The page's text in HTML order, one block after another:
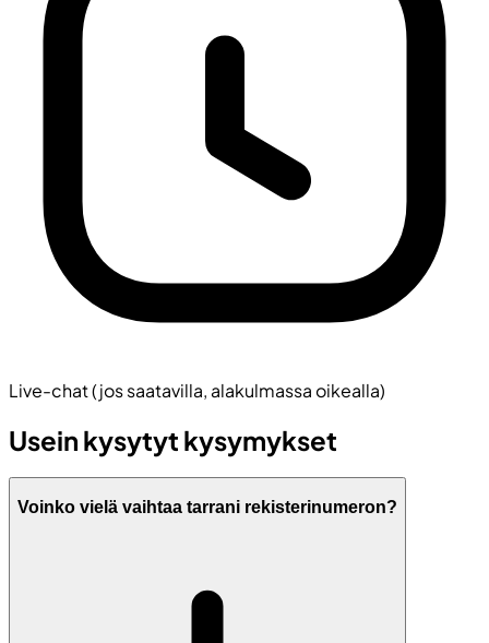
Live-chat (jos saatavilla, alakulmassa oikealla)
Usein kysytyt kysymykset
Voinko vielä vaihtaa tarrani rekisterinumeron?